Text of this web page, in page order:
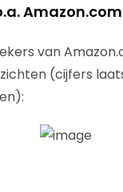
van
(cijfers